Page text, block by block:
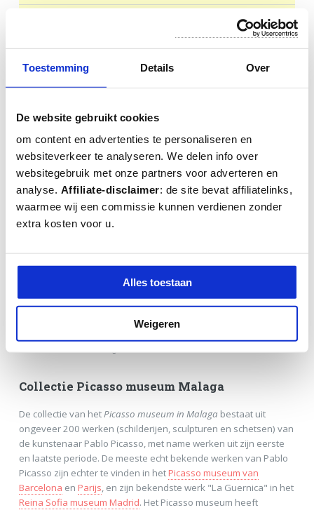
Toestemming Details Over
De website gebruikt cookies
om content en advertenties te personaliseren en
websiteverkeer te analyseren. We delen info over
websitegebruik met onze partners voor adverteren en
analyse. Affiliate-disclaimer: de site bevat affiliatelinks,
waarmee wij een commissie kunnen verdienen zonder
extra kosten voor u.
Alles toestaan
Weigeren
Bijzonderheden
Zondags is Picasso's museum de
laatste twee uur gratis te bezoeken
Picasso museum (Officieel ' Museo Picasso
sinds 2003 gehuisvest in 16e eeuwse Palacio de Buenavista,
een voormalig familiepaleis. Het museum ligt in het historische
centrum en Joodse wijk van Málaga in de buurt van het
geboortehuis van Pablo Picasso. In 1997 verkreeg de
Andalusische regering het paleis met als doel de werken van
Pablo Picasso tentoon te gaan stellen in zijn geboortestad. De
tentoon te stellen.
Collectie Picasso museum Malaga
De collectie van hetPicasso museum in Malaga bestaat uit
ongeveer 200 werken (schilderijen, sculpturen en schetsen) van
de kunstenaar Pablo Picasso, met name werken uit zijn eerste
en laatste periode. De meeste echt bekende werken van Pablo
Picasso zijn echter te vinden in hetPicasso museum van
Barcelona en Parijs, en zijn bekendste werk "La Guernica" in het
Reina Sofia museum Madrid. Het Picasso museum heeft